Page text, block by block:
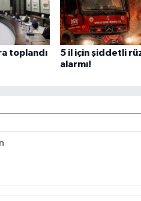
toplandı
5 il için şiddetli
alarmı!